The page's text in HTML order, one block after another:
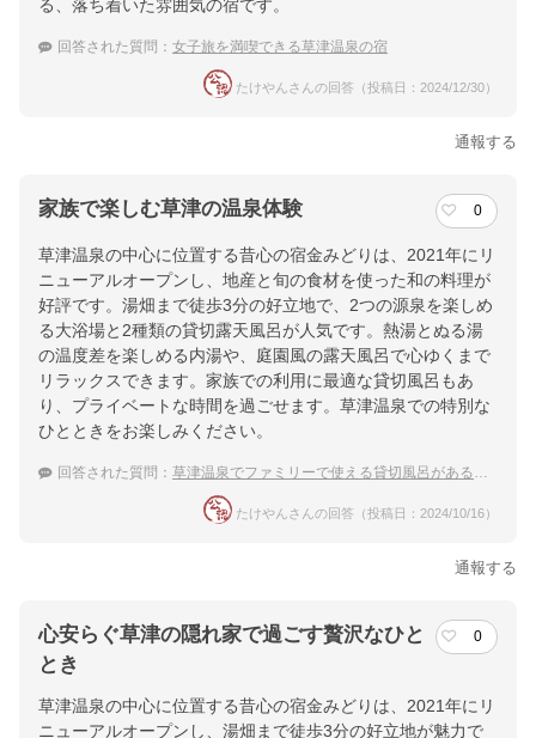
る、落ち着いた雰囲気の宿です。
回答された質問： 女子旅を満喫できる草津温泉の宿
たけやんさんの回答（投稿日：2024/12/30）
通報する
家族で楽しむ草津の温泉体験 0
草津温泉の中心に位置する昔心の宿金みどりは、2021年にリ
ニューアルオープンし、地産と旬の食材を使った和の料理が
好評です。湯畑まで徒歩3分の好立地で、2つの源泉を楽しめ
る大浴場と2種類の貸切露天風呂が人気です。熱湯とぬる湯
の温度差を楽しめる内湯や、庭園風の露天風呂で心ゆくまで
リラックスできます。家族での利用に最適な貸切風呂もあ
り、プライベートな時間を過ごせます。草津温泉での特別な
ひとときをお楽しみください。
回答された質問： 草津温泉でファミリーで使える貸切風呂がある温泉宿ってありますか？
たけやんさんの回答（投稿日：2024/10/16）
通報する
心安らぐ草津の隠れ家で過ごす贅沢なひと
とき
0
草津温泉の中心に位置する昔心の宿金みどりは、2021年にリ
ニューアルオープンし、湯畑まで徒歩3分の好立地が魅力で